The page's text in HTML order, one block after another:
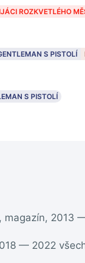
ROZKVETLÉHO
S PISTOLÍ
S PISTOLÍ
2013
— 2022